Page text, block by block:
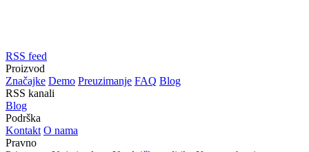
RSS feed
Proizvod
Značajke Demo Preuzimanje FAQ Blog
RSS kanali
Blog
Podrška
Kontakt O nama
Pravno